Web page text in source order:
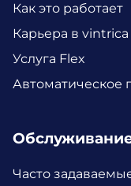
Как это работает
Карьера в vintrica
Услуга Flex
Автоматическое
Часто